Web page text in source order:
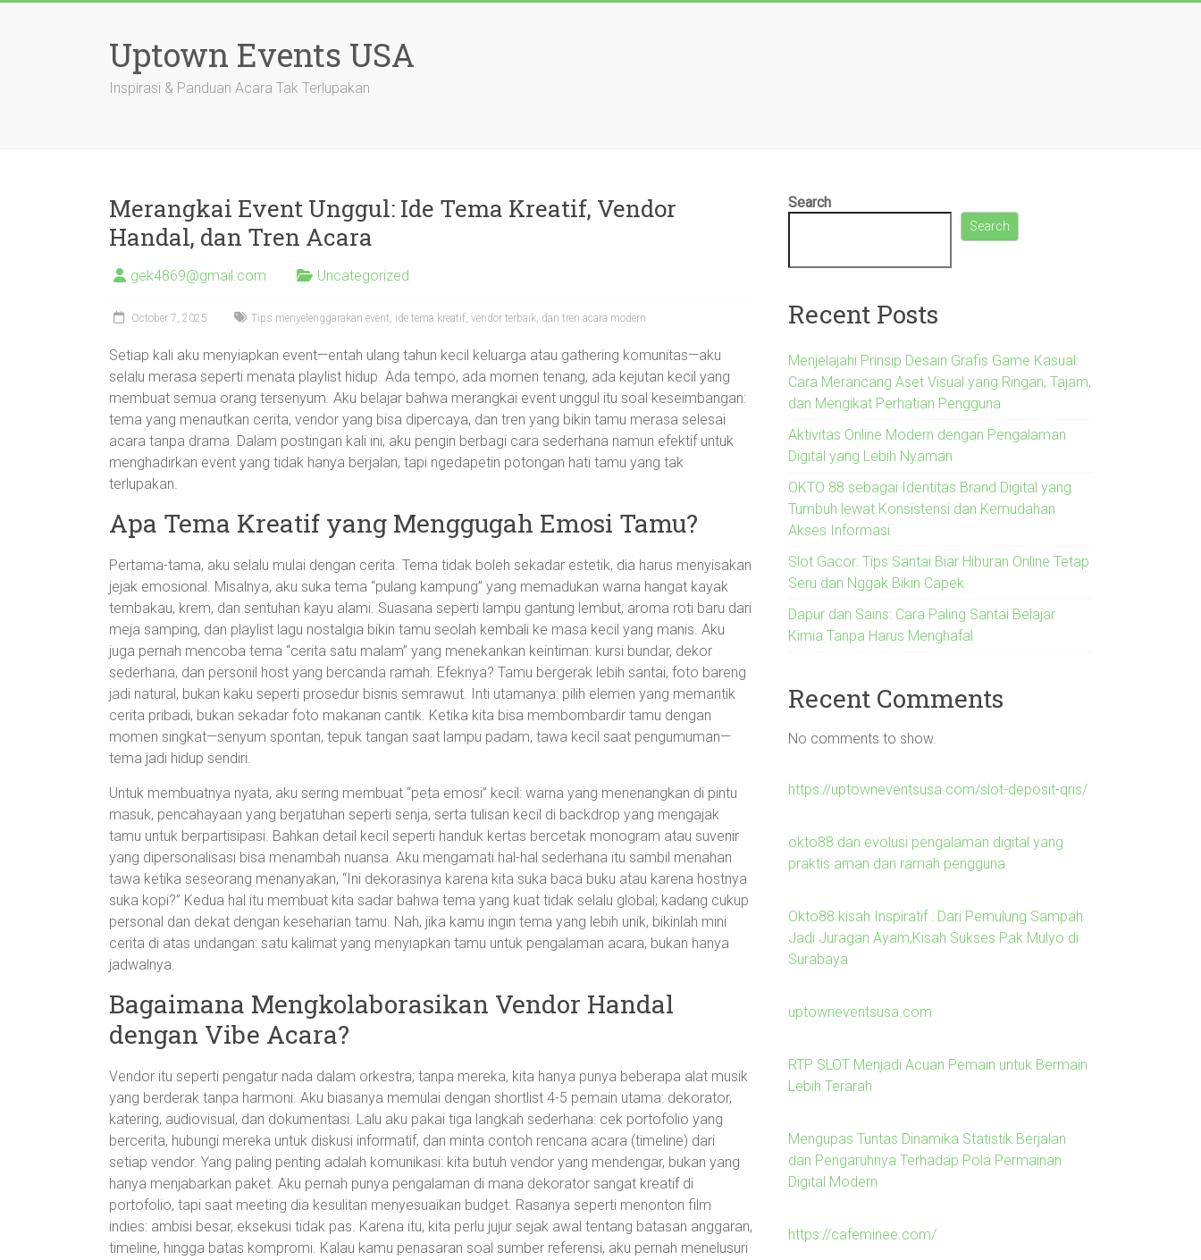
Uptown Events USA
Inspirasi & Panduan Acara Tak Terlupakan
Merangkai Event Unggul: Ide Tema Kreatif, Vendor
Handal, dan Tren Acara
gek4869@gmail.com Uncategorized
October 7, 2025 Tips menyelenggarakan event, ide tema kreatif, vendor terbaik, dan tren acara modern
Setiap kali aku menyiapkan event—entah ulang tahun kecil keluarga atau gathering komunitas—aku
selalu merasa seperti menata playlist hidup. Ada tempo, ada momen tenang, ada kejutan kecil yang
membuat semua orang tersenyum. Aku belajar bahwa merangkai event unggul itu soal keseimbangan:
tema yang menautkan cerita, vendor yang bisa dipercaya, dan tren yang bikin tamu merasa selesai
acara tanpa drama. Dalam postingan kali ini, aku pengin berbagi cara sederhana namun efektif untuk
menghadirkan event yang tidak hanya berjalan, tapi ngedapetin potongan hati tamu yang tak
terlupakan.
Apa Tema Kreatif yang Menggugah Emosi Tamu?
Pertama-tama, aku selalu mulai dengan cerita. Tema tidak boleh sekadar estetik, dia harus menyisakan
jejak emosional. Misalnya, aku suka tema “pulang kampung” yang memadukan warna hangat kayak
tembakau, krem, dan sentuhan kayu alami. Suasana seperti lampu gantung lembut, aroma roti baru dari
meja samping, dan playlist lagu nostalgia bikin tamu seolah kembali ke masa kecil yang manis. Aku
juga pernah mencoba tema “cerita satu malam” yang menekankan keintiman: kursi bundar, dekor
sederhana, dan personil host yang bercanda ramah. Efeknya? Tamu bergerak lebih santai, foto bareng
jadi natural, bukan kaku seperti prosedur bisnis semrawut. Inti utamanya: pilih elemen yang memantik
cerita pribadi, bukan sekadar foto makanan cantik. Ketika kita bisa membombardir tamu dengan
momen singkat—senyum spontan, tepuk tangan saat lampu padam, tawa kecil saat pengumuman—
tema jadi hidup sendiri.
Untuk membuatnya nyata, aku sering membuat “peta emosi” kecil: warna yang menenangkan di pintu
masuk, pencahayaan yang berjatuhan seperti senja, serta tulisan kecil di backdrop yang mengajak
tamu untuk berpartisipasi. Bahkan detail kecil seperti handuk kertas bercetak monogram atau suvenir
yang dipersonalisasi bisa menambah nuansa. Aku mengamati hal-hal sederhana itu sambil menahan
tawa ketika seseorang menanyakan, “Ini dekorasinya karena kita suka baca buku atau karena hostnya
suka kopi?” Kedua hal itu membuat kita sadar bahwa tema yang kuat tidak selalu global; kadang cukup
personal dan dekat dengan keseharian tamu. Nah, jika kamu ingin tema yang lebih unik, bikinlah mini
cerita di atas undangan: satu kalimat yang menyiapkan tamu untuk pengalaman acara, bukan hanya
jadwalnya.
Bagaimana Mengkolaborasikan Vendor Handal
dengan Vibe Acara?
Vendor itu seperti pengatur nada dalam orkestra; tanpa mereka, kita hanya punya beberapa alat musik
yang berderak tanpa harmoni. Aku biasanya memulai dengan shortlist 4-5 pemain utama: dekorator,
katering, audiovisual, dan dokumentasi. Lalu aku pakai tiga langkah sederhana: cek portofolio yang
bercerita, hubungi mereka untuk diskusi informatif, dan minta contoh rencana acara (timeline) dari
setiap vendor. Yang paling penting adalah komunikasi: kita butuh vendor yang mendengar, bukan yang
hanya menjabarkan paket. Aku pernah punya pengalaman di mana dekorator sangat kreatif di
portofolio, tapi saat meeting dia kesulitan menyesuaikan budget. Rasanya seperti menonton film
indies: ambisi besar, eksekusi tidak pas. Karena itu, kita perlu jujur sejak awal tentang batasan anggaran,
timeline, hingga batas kompromi. Kalau kamu penasaran soal sumber referensi, aku pernah menelusuri
Search
Search
Recent Posts
Menjelajahi Prinsip Desain Grafis Game Kasual:
Cara Merancang Aset Visual yang Ringan, Tajam,
dan Mengikat Perhatian Pengguna
Aktivitas Online Modern dengan Pengalaman
Digital yang Lebih Nyaman
OKTO 88 sebagai Identitas Brand Digital yang
Tumbuh lewat Konsistensi dan Kemudahan
Akses Informasi
Slot Gacor: Tips Santai Biar Hiburan Online Tetap
Seru dan Nggak Bikin Capek
Dapur dan Sains: Cara Paling Santai Belajar
Kimia Tanpa Harus Menghafal
Recent Comments
No comments to show.
https://uptowneventsusa.com/slot-deposit-qris/
okto88 dan evolusi pengalaman digital yang
praktis aman dan ramah pengguna
Okto88 kisah Inspiratif : Dari Pemulung Sampah
Jadi Juragan Ayam,Kisah Sukses Pak Mulyo di
Surabaya
uptowneventsusa.com
RTP SLOT Menjadi Acuan Pemain untuk Bermain
Lebih Terarah
Mengupas Tuntas Dinamika Statistik Berjalan
dan Pengaruhnya Terhadap Pola Permainan
Digital Modern
https://cafeminee.com/